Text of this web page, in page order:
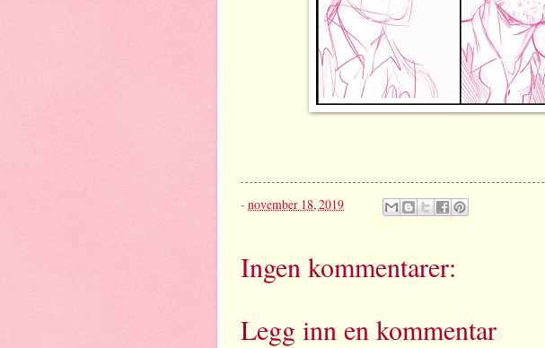
- november 18, 2019
Ingen kommentarer:
Legg inn en kommentar